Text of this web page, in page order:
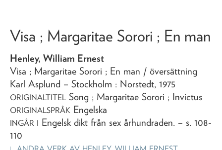
Visa ; Margaritae Sorori ; En man
Henley, William Ernest
Visa ; Margaritae Sorori ; En man / översättning
Karl Asplund – Stockholm : Norstedt, 1975
ORIGINALTITEL Song ; Margaritae Sorori ; Invictus
ORIGINALSPRÅK Engelska
INGÅR I Engelsk dikt från sex århundraden. – s. 108-
110